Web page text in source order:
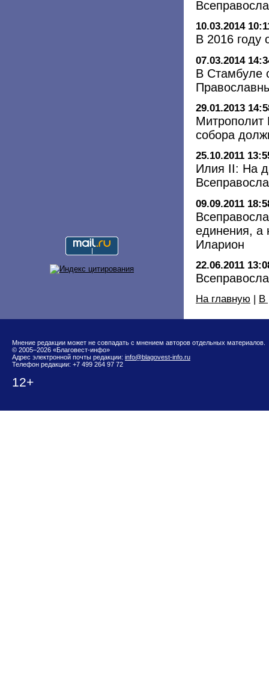
10.03.2014
В 2016 году
07.03.2014
В Стамбуле
29.01.2013
Митрополит
собора
25.10.2011
Илия II: На
09.09.2011
единения, а
Иларион
22.06.2011
На главную В
Мнение редакции может не совпадать с мнением авторов отдельных материалов.
© 2005–2026 «Благовест-инфо»
Адрес электронной почты редакции: info@blagovest-info.ru
Телефон редакции: +7 499 264 97 72
12+